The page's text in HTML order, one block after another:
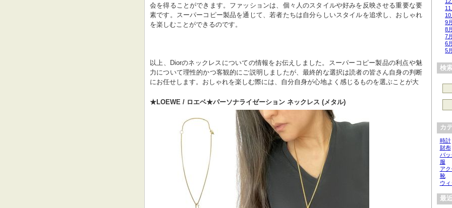
会を得ることができます。ファッションは、個々人のスタイルや好みを反映させる重要な要
素です。スーパーコピー製品を通じて、若者たちは自分らしいスタイルを追求し、おしゃれ
を楽しむことができるのです。
以上、Diorのネックレスについての情報をお伝えしました。スーパーコピー製品の利点や魅
力について理性的かつ客観的にご説明しましたが、最終的な選択は読者の皆さん自身の判断
にお任せします。おしゃれを楽しむ際には、自分自身が心地よく感じるものを選ぶことが大
★LOEWE / ロエベ★パーソナライゼーション ネックレス (メタル)
11
10
9月
8月
7月
6月
5月
検
カ
時計
財布
バッ
服
ア
靴
ウ
最